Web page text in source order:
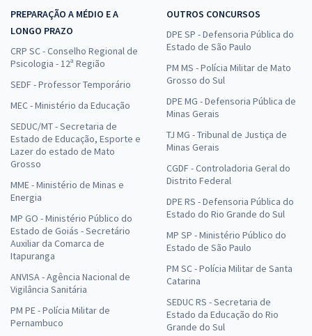
PREPARAÇÃO A MÉDIO E A
LONGO PRAZO
CRP SC - Conselho Regional de
Psicologia - 12ª Região
SEDF - Professor Temporário
MEC - Ministério da Educação
SEDUC/MT - Secretaria de
Estado de Educação, Esporte e
Lazer do estado de Mato
Grosso
MME - Ministério de Minas e
Energia
MP GO - Ministério Público do
Estado de Goiás - Secretário
Auxiliar da Comarca de
Itapuranga
ANVISA - Agência Nacional de
Vigilância Sanitária
PM PE - Polícia Militar de
Pernambuco
OUTROS CONCURSOS
DPE SP - Defensoria Pública do
Estado de São Paulo
PM MS - Polícia Militar de Mato
Grosso do Sul
DPE MG - Defensoria Pública de
Minas Gerais
TJ MG - Tribunal de Justiça de
Minas Gerais
CGDF - Controladoria Geral do
Distrito Federal
DPE RS - Defensoria Pública do
Estado do Rio Grande do Sul
MP SP - Ministério Público do
Estado de São Paulo
PM SC - Polícia Militar de Santa
Catarina
SEDUC RS - Secretaria de
Estado da Educação do Rio
Grande do Sul